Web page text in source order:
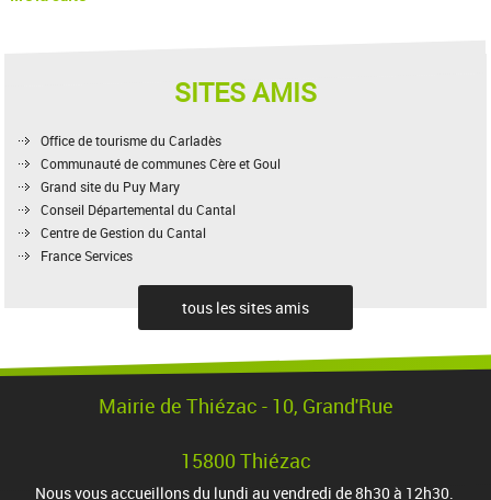
SITES AMIS
Office de tourisme du Carladès
Communauté de communes Cère et Goul
Grand site du Puy Mary
Conseil Départemental du Cantal
Centre de Gestion du Cantal
France Services
tous les sites amis
Mairie de Thiézac - 10, Grand'Rue
15800 Thiézac
Nous vous accueillons du lundi au vendredi de 8h30 à 12h30.